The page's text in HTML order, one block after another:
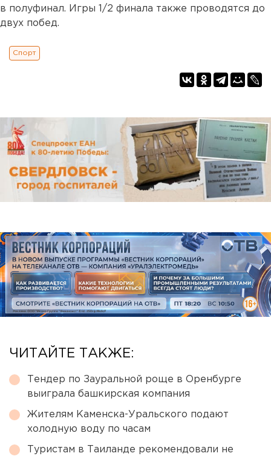
в полуфинал. Игры 1/2 финала также проводятся до
двух побед.
Спорт
ЧИТАЙТЕ ТАКЖЕ:
Тендер по Зауральной роще в Оренбурге
выиграла башкирская компания
Жителям Каменска-Уральского подают
холодную воду по часам
Туристам в Таиланде рекомендовали не